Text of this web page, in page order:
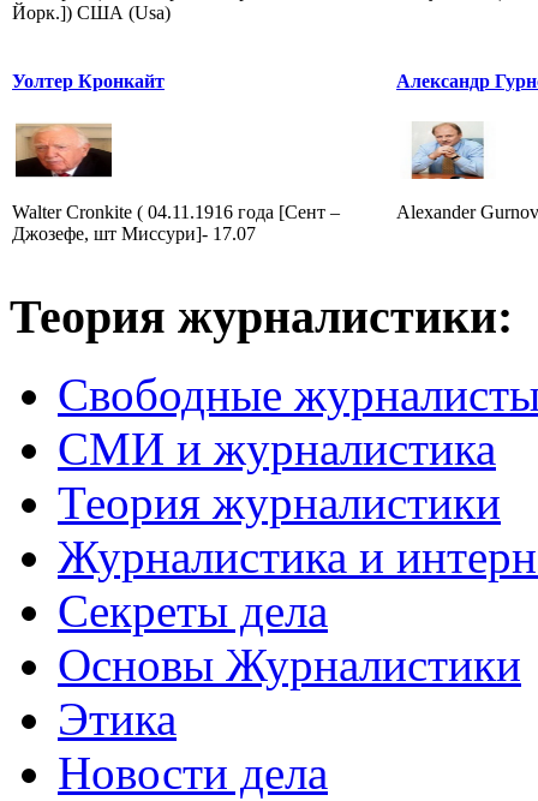
Йорк.]) США (Usa)
Уолтер Кронкайт
Walter Cronkite ( 04.11.1916 года [Сент –
Джозефе, шт Миссури]- 17.07
Александр
Alexander
Теория журналистики:
Свободные
СМИ и журналистика
Теория журналистики
Журналистика и
Секреты дела
Основы Журналистики
Этика
Новости дела